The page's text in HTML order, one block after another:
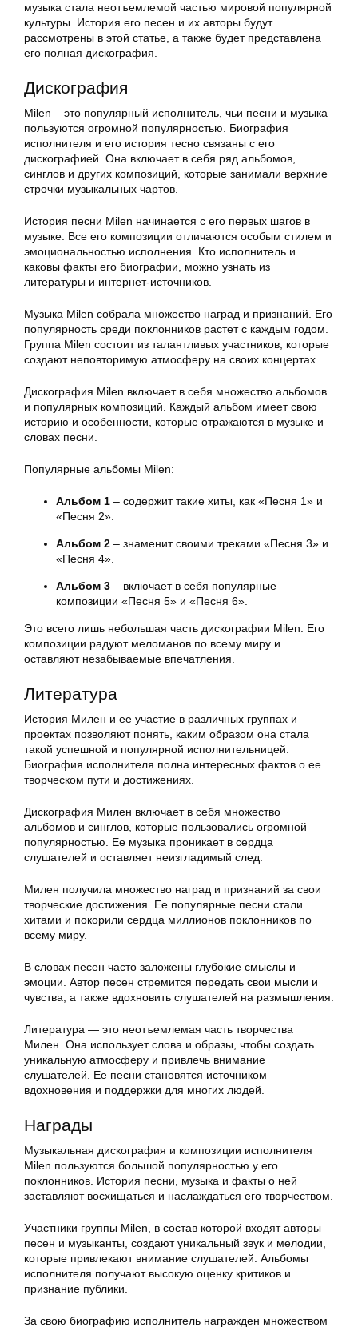
музыка стала неотъемлемой частью мировой популярной
культуры. История его песен и их авторы будут
рассмотрены в этой статье, а также будет представлена
его полная дискография.
Дискография
Milen – это популярный исполнитель, чьи песни и музыка
пользуются огромной популярностью. Биография
исполнителя и его история тесно связаны с его
дискографией. Она включает в себя ряд альбомов,
синглов и других композиций, которые занимали верхние
строчки музыкальных чартов.
История песни Milen начинается с его первых шагов в
музыке. Все его композиции отличаются особым стилем и
эмоциональностью исполнения. Кто исполнитель и
каковы факты его биографии, можно узнать из
литературы и интернет-источников.
Музыка Milen собрала множество наград и признаний. Его
популярность среди поклонников растет с каждым годом.
Группа Milen состоит из талантливых участников, которые
создают неповторимую атмосферу на своих концертах.
Дискография Milen включает в себя множество альбомов
и популярных композиций. Каждый альбом имеет свою
историю и особенности, которые отражаются в музыке и
словах песни.
Популярные альбомы Milen:
Альбом 1 – содержит такие хиты, как «Песня 1» и
«Песня 2».
Альбом 2 – знаменит своими треками «Песня 3» и
«Песня 4».
Альбом 3 – включает в себя популярные
композиции «Песня 5» и «Песня 6».
Это всего лишь небольшая часть дискографии Milen. Его
композиции радуют меломанов по всему миру и
оставляют незабываемые впечатления.
Литература
История Милен и ее участие в различных группах и
проектах позволяют понять, каким образом она стала
такой успешной и популярной исполнительницей.
Биография исполнителя полна интересных фактов о ее
творческом пути и достижениях.
Дискография Милен включает в себя множество
альбомов и синглов, которые пользовались огромной
популярностью. Ее музыка проникает в сердца
слушателей и оставляет неизгладимый след.
Милен получила множество наград и признаний за свои
творческие достижения. Ее популярные песни стали
хитами и покорили сердца миллионов поклонников по
всему миру.
В словах песен часто заложены глубокие смыслы и
эмоции. Автор песен стремится передать свои мысли и
чувства, а также вдохновить слушателей на размышления.
Литература — это неотъемлемая часть творчества
Милен. Она использует слова и образы, чтобы создать
уникальную атмосферу и привлечь внимание
слушателей. Ее песни становятся источником
вдохновения и поддержки для многих людей.
Награды
Музыкальная дискография и композиции исполнителя
Milen пользуются большой популярностью у его
поклонников. История песни, музыка и факты о ней
заставляют восхищаться и наслаждаться его творчеством.
Участники группы Milen, в состав которой входят авторы
песен и музыканты, создают уникальный звук и мелодии,
которые привлекают внимание слушателей. Альбомы
исполнителя получают высокую оценку критиков и
признание публики.
За свою биографию исполнитель награжден множеством